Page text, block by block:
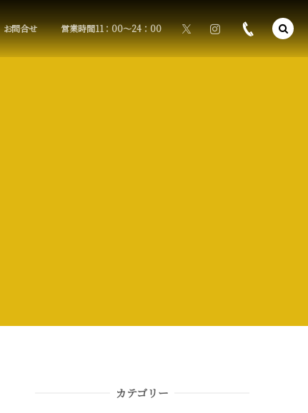
お問合せ 営業時間11：00〜24：00
カテゴリー